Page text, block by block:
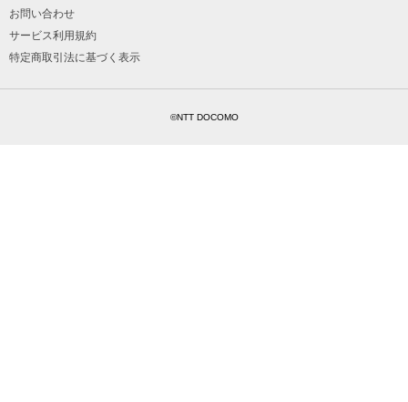
お問い合わせ
サービス利用規約
特定商取引法に基づく表示
©NTT DOCOMO